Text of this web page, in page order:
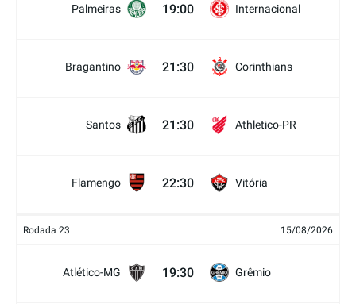
Palmeiras 19:00 Internacional
Bragantino 21:30 Corinthians
Santos 21:30 Athletico-PR
Flamengo 22:30 Vitória
Rodada 23 15/08/2026
Atlético-MG 19:30 Grêmio